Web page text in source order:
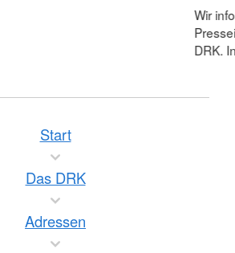
Wir
DRK.
Start
Das DRK
Adressen